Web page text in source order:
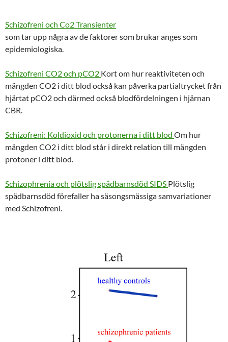
Schizofreni och Co2 Transienter
som tar upp några av de faktorer som brukar anges som
epidemiologiska.
Schizofreni CO2 och pCO2 Kort om hur reaktiviteten och
mängden CO2 i ditt blod också kan påverka partialtrycket från
hjärtat pCO2 och därmed också blodfördelningen i hjärnan
CBR.
Schizofreni: Koldioxid och protonerna i ditt blod Om hur
mängden CO2 i ditt blod står i direkt relation till mängden
protoner i ditt blod.
Schizophrenia och plötslig spädbarnsdöd SIDS Plötslig
spädbarnsdöd förefaller ha säsongsmässiga samvariationer
med Schizofreni.